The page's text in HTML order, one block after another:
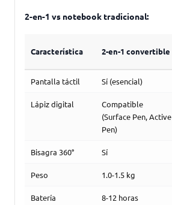
2-en-1 vs notebook tradicional:
Característica 2-en-1 convertible
Pantalla táctil Sí (esencial)
Lápiz digital
Compatible
(Surface Pen, Active
Pen)
Bisagra 360° Sí
Peso 1.0-1.5 kg
Batería 8-12 horas